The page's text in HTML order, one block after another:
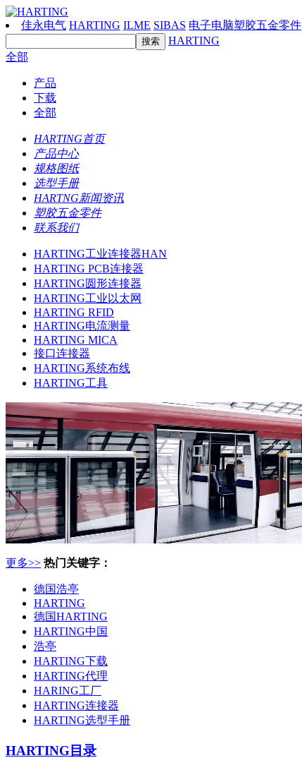
佳永电气 HARTING ILME SIBAS 电子电脑塑胶五金零件
HARTING
全部
产品
下载
全部
HARTING首页
产品中心
规格图纸
选型手册
HARTNG新闻资讯
塑胶五金零件
联系我们
HARTING工业连接器HAN
HARTING PCB连接器
HARTING圆形连接器
HARTING工业以太网
HARTING RFID
HARTING电流测量
HARTING MICA
接口连接器
HARTING系统布线
HARTING工具
更多>> 热门关键字：
德国浩亭
HARTING
德国HARTING
HARTING中国
浩亭
HARTING下载
HARTING代理
HARING工厂
HARTING连接器
HARTING选型手册
HARTING目录